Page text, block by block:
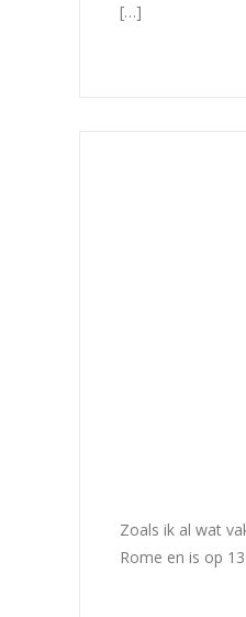
[…]
Zoals ik al wat
Rome en is op